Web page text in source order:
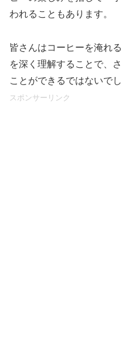
われることもあります。
皆さんはコーヒーを淹れ
を深く理解することで、
ことができるではないでし
スポンサーリンク